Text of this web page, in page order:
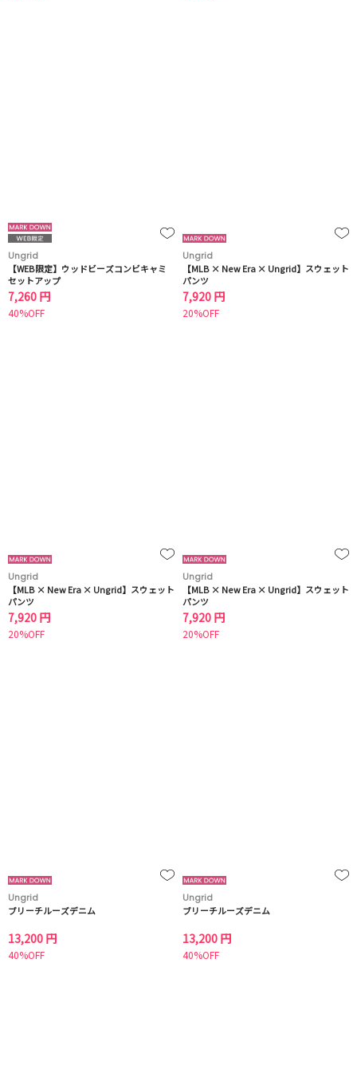
Ungrid
【WEB限定】ウッドビーズコンビキャミ
セットアップ
7,260 円
40%OFF
Ungrid
【MLB × New Era × Ungrid】スウェット
パンツ
7,920 円
20%OFF
Ungrid
【MLB × New Era × Ungrid】スウェット
パンツ
7,920 円
20%OFF
Ungrid
【MLB × New Era × Ungrid】スウェット
パンツ
7,920 円
20%OFF
Ungrid
ブリーチルーズデニム
13,200 円
40%OFF
Ungrid
ブリーチルーズデニム
13,200 円
40%OFF